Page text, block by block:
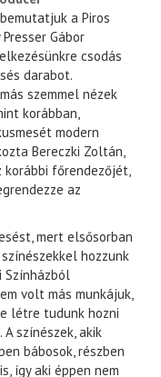
a Piros
Gábor
csodás
darabot.
szemmel nézek
korábban,
modern
Bereczki Zoltán,
korábbi főrendezőjét,
az
mert elsősorban
hozzunk
Színházból
volt más munkájuk,
létre tudunk hozni
színészek, akik
bábosok, részben
így aki éppen nem